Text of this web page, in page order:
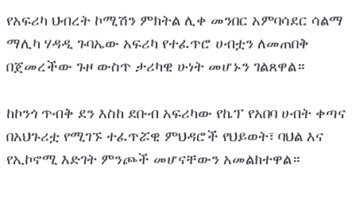
የአፍሪካ ህብረት ኮሚሽን ምክትል ሊቀ መንበር አምባሳደር ሳልማ
ማሊካ ሃዳዲ ጉባኤው አፍሪካ የተፈጥሮ ሀብቷን ለመጠበቅ
በጀመረችው ጉዞ ውስጥ ታሪካዊ ሁነት መሆኑን ገልጸዋል።
ከኮንጎ ጥብቅ ደን እስከ ደቡብ አፍሪካው የኬፕ የአበባ ሀብት ቀጣና
በአህጉሪቷ የሚገኙ ተፈጥሯዊ ምህዳሮች የህይወት፣ ባህል እና
የኢኮኖሚ እድገት ምንጮች መሆናቸውን አመልክተዋል።